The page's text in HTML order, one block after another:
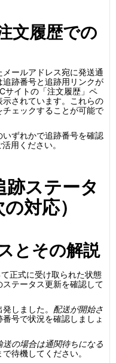
文履歴での
ールアドレス宛に発送通
跡番号と追跡用リンクが
サイトの「注文履歴」ペ
されています。これらの
ェックすることが可能で
ずれかで追跡番号を確認
用ください。
ステータ
対応）
とその解説
正式に受け取られた状態
テータス更新を確認して
しました。 配送が開始さ
号で状況を確認しましょ
送の場合は通関待ちになる
待機してください。